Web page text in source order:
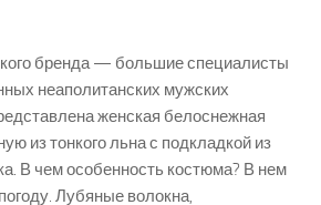
бренда — большие специалисты
неаполитанских мужских
женская белоснежная
из тонкого льна с подкладкой из
В чем особенность костюма? В нем
Лубяные волокна,